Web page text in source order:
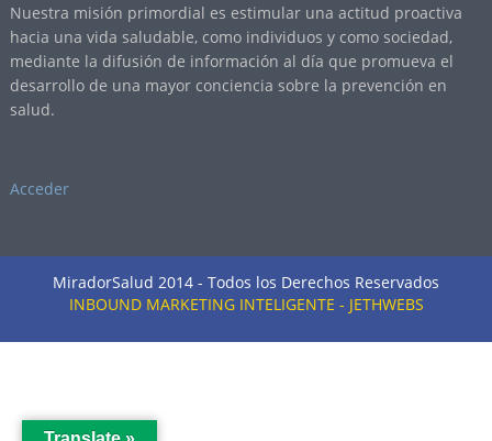
Nuestra misión primordial es estimular una actitud proactiva
hacia una vida saludable, como individuos y como sociedad,
mediante la difusión de información al día que promueva el
desarrollo de una mayor conciencia sobre la prevención en
salud.
Acceder
MiradorSalud 2014 - Todos los Derechos Reservados
INBOUND MARKETING INTELIGENTE - JETHWEBS